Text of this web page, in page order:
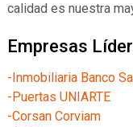
calidad es nuestra
Empresas
-Inmobiliaria Banco
-Puertas UNIARTE
-Corsan Corviam